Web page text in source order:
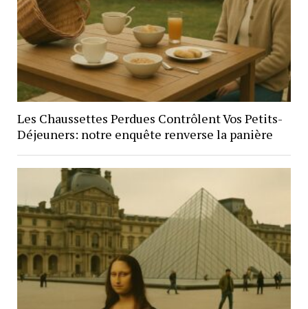
Les Chaussettes Perdues Contrôlent Vos Petits-
Déjeuners: notre enquête renverse la panière